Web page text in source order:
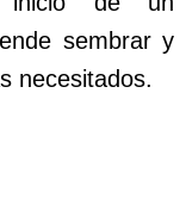
sembrar y
necesitados.